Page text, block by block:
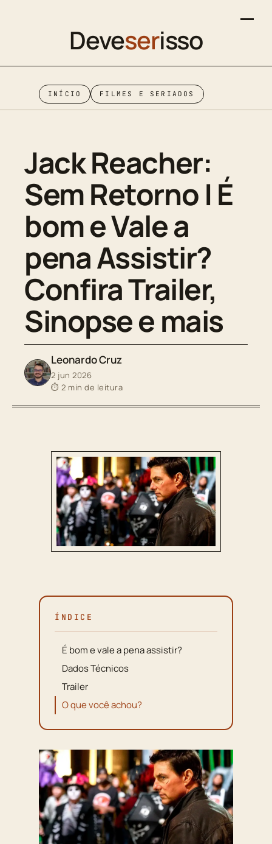
Deveserisso
INÍCIO FILMES E SERIADOS
Jack Reacher:
Sem Retorno | É
bom e Vale a
pena Assistir?
Confira Trailer,
Sinopse e mais
Leonardo Cruz
2 jun 2026
⏱ 2 min de leitura
ÍNDICE
É bom e vale a pena assistir?
Dados Técnicos
Trailer
O que você achou?